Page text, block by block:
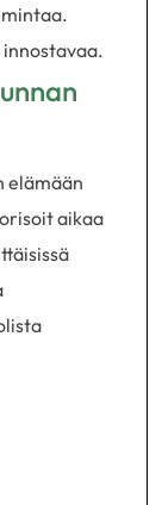
innostavaa.
elämään
aikaa